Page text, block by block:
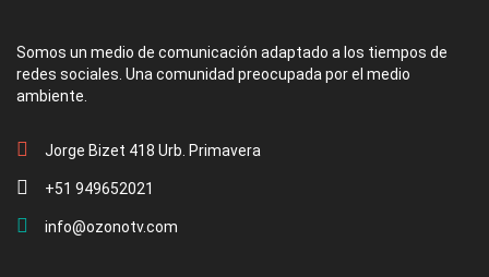
Somos un medio de comunicación adaptado a los tiempos de
redes sociales. Una comunidad preocupada por el medio
ambiente.
Jorge Bizet 418 Urb. Primavera
+51 949652021
info@ozonotv.com